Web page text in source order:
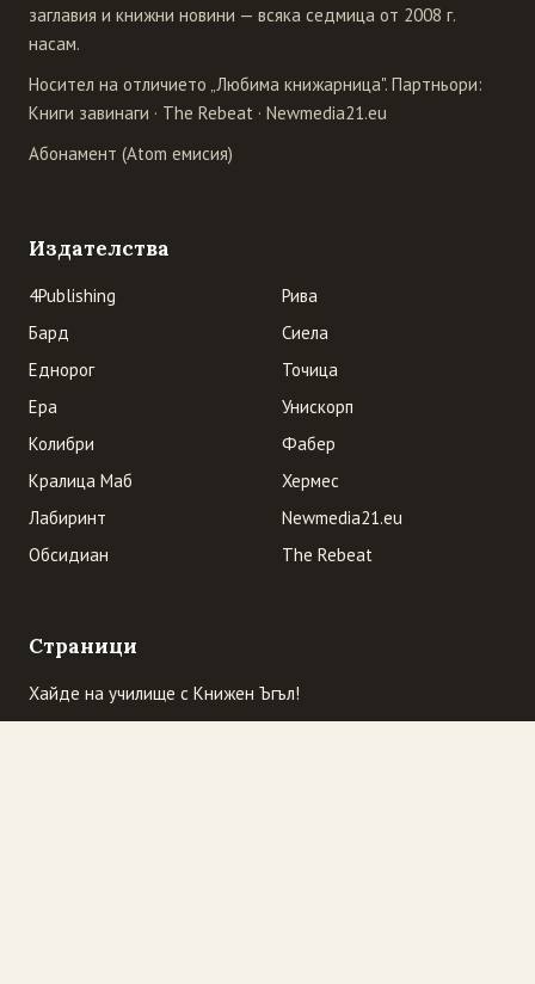
заглавия и книжни новини — всяка седмица от 2008 г.
насам.
Носител на отличието „Любима книжарница". Партньори:
Книги завинаги · The Rebeat · Newmedia21.eu
Абонамент (Atom емисия)
Издателства
4Publishing
Бард
Еднорог
Ера
Колибри
Кралица Маб
Лабиринт
Обсидиан
Рива
Сиела
Точица
Унискорп
Фабер
Хермес
Newmedia21.eu
The Rebeat
Страници
Хайде на училище с Книжен Ъгъл!